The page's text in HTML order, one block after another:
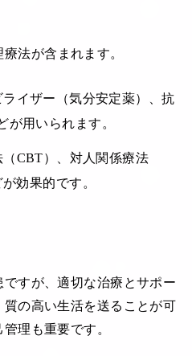
法が含まれます。
イザー（気分安定薬）、抗
が用いられます。
CBT）、対人関係療法
効果的です。
すが、適切な治療とサポー
質の高い生活を送ることが可
理も重要です。